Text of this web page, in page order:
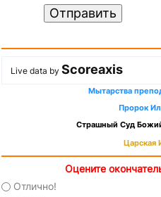
Отправить
Live data by Scoreaxis
Мытарства
Пророк
Страшный Суд
Царская
Оцените
Отлично!